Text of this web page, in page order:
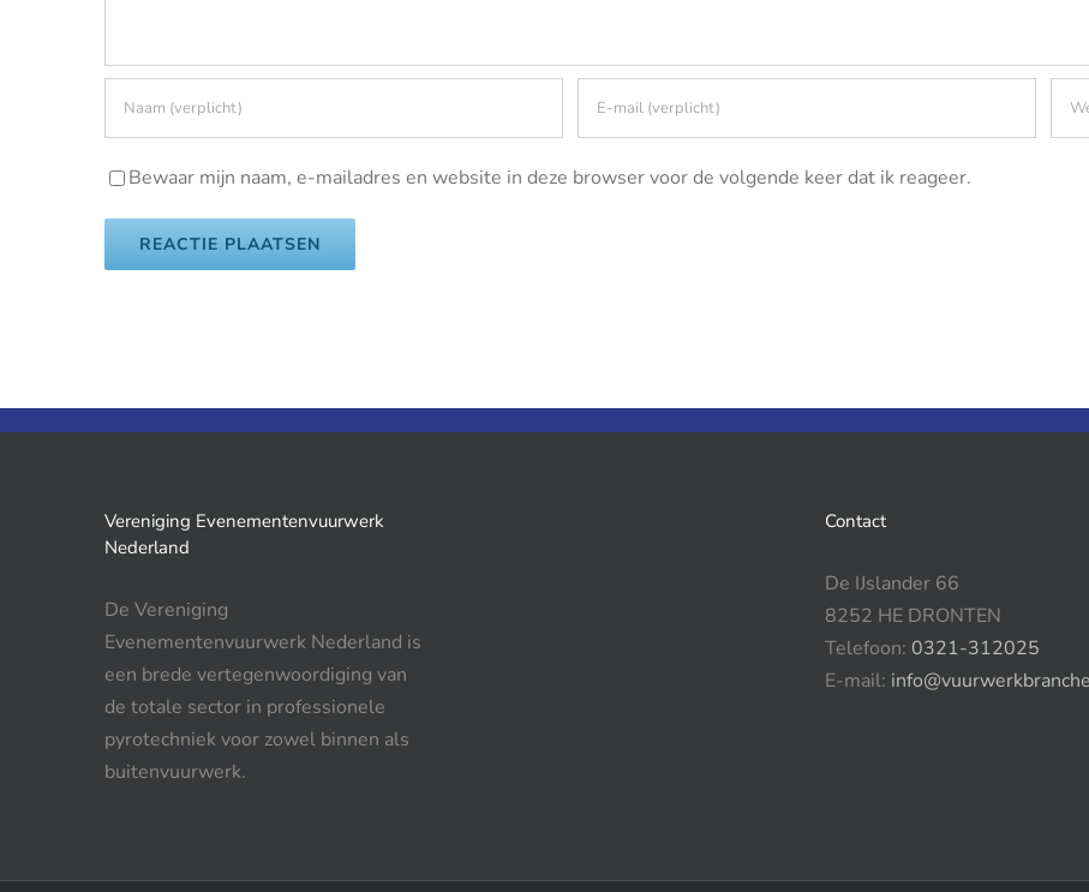
Bewaar mijn naam, e-mailadres en website in deze browser voor de volgende keer dat ik reageer.
Vereniging Evenementenvuurwerk
Nederland
De Vereniging
Evenementenvuurwerk Nederland is
een brede vertegenwoordiging van
de totale sector in professionele
pyrotechniek voor zowel binnen als
buitenvuurwerk.
Contact
De IJslander 66
8252 HE DRONTEN
Telefoon: 0321-312025
E-mail: